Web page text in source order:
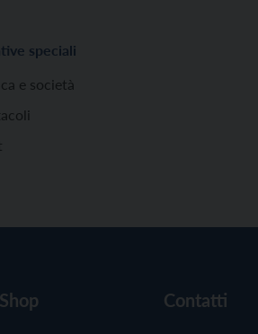
speciali
e società
Contatti